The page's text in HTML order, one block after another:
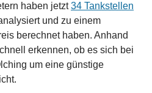
haben jetzt34 Tankstellen
und zu einem
berechnet haben. Anhand
erkennen, ob es sich bei
um eine günstige